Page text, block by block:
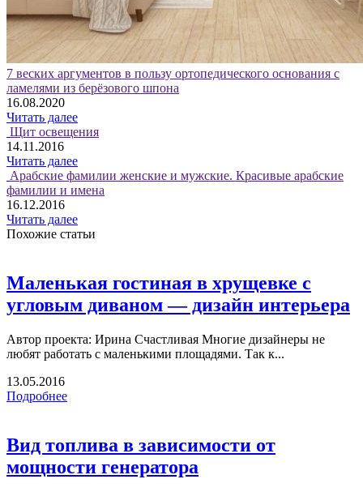
7 веских аргументов в пользу ортопедического основания с
ламелями из берёзового шпона
16.08.2020
Читать далее
Щит освещения
14.11.2016
Читать далее
Арабские фамилии женские и мужские. Красивые арабские
фамилии и имена
16.12.2016
Читать далее
Похожие статьи
Маленькая гостиная в хрущевке с
угловым диваном — дизайн интерьера
Автор проекта: Ирина Счастливая Многие дизайнеры не
любят работать с маленькими площадями. Так к...
13.05.2016
Подробнее
Вид топлива в зависимости от
мощности генератора